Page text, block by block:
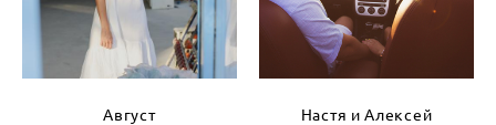
Август Настя и Алексей